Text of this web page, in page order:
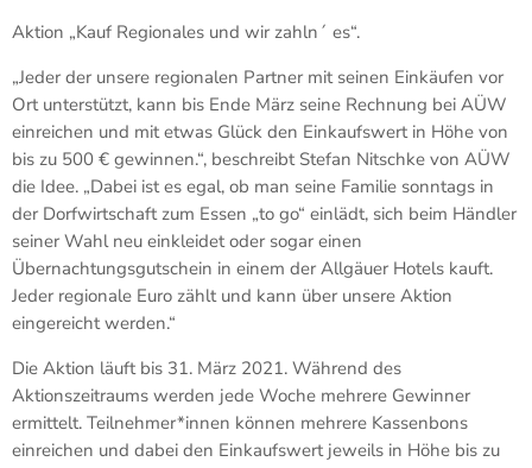
Aktion „Kauf Regionales und wir zahln´ es“.
„Jeder der unsere regionalen Partner mit seinen Einkäufen vor
Ort unterstützt, kann bis Ende März seine Rechnung bei AÜW
einreichen und mit etwas Glück den Einkaufswert in Höhe von
bis zu 500 € gewinnen.“, beschreibt Stefan Nitschke von AÜW
die Idee. „Dabei ist es egal, ob man seine Familie sonntags in
der Dorfwirtschaft zum Essen „to go“ einlädt, sich beim Händler
seiner Wahl neu einkleidet oder sogar einen
Übernachtungsgutschein in einem der Allgäuer Hotels kauft.
Jeder regionale Euro zählt und kann über unsere Aktion
eingereicht werden.“
Die Aktion läuft bis 31. März 2021. Während des
Aktionszeitraums werden jede Woche mehrere Gewinner
ermittelt. Teilnehmer*innen können mehrere Kassenbons
einreichen und dabei den Einkaufswert jeweils in Höhe bis zu